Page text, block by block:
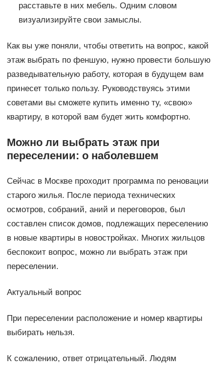
расставьте в них мебель. Одним словом
визуализируйте свои замыслы.
Как вы уже поняли, чтобы ответить на вопрос, какой
этаж выбрать по феншую, нужно провести большую
разведывательную работу, которая в будущем вам
принесет только пользу. Руководствуясь этими
советами вы сможете купить именно ту, «свою»
квартиру, в которой вам будет жить комфортно.
Можно ли выбрать этаж при
переселении: о наболевшем
Сейчас в Москве проходит программа по реновации
старого жилья. После периода технических
осмотров, собраний, аний и переговоров, был
составлен список домов, подлежащих переселению
в новые квартиры в новостройках. Многих жильцов
беспокоит вопрос, можно ли выбрать этаж при
переселении.
Актуальный вопрос
При переселении расположение и номер квартиры
выбирать нельзя.
К сожалению, ответ отрицательный. Людям